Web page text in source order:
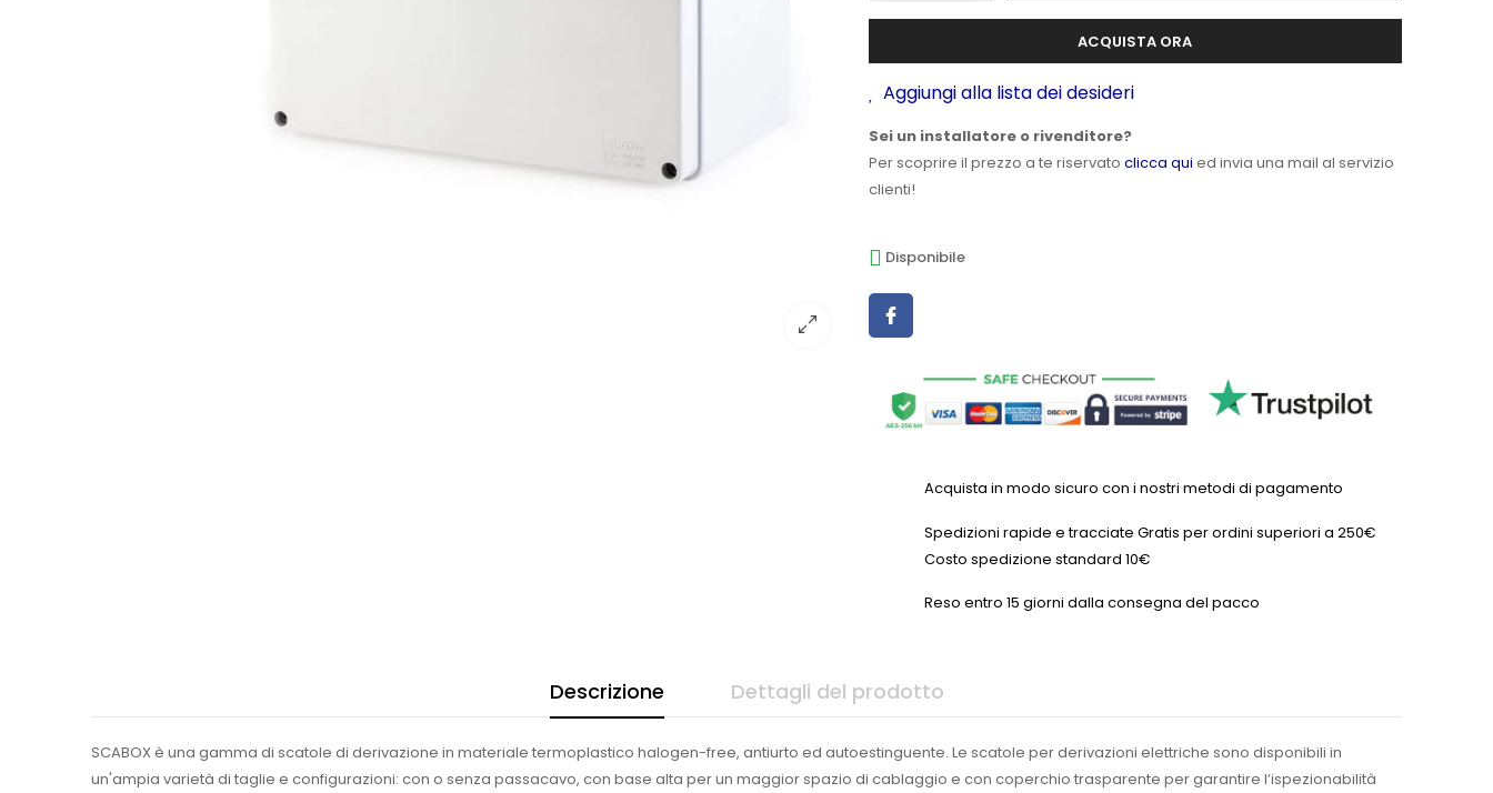
ACQUISTA ORA
Aggiungi alla lista dei desideri
Sei un installatore o rivenditore?
Per scoprire il prezzo a te riservato clicca qui ed invia una mail al servizio
clienti!
Disponibile
Acquista in modo sicuro con i nostri metodi di pagamento
Spedizioni rapide e tracciate Gratis per ordini superiori a 250€
Costo spedizione standard 10€
Reso entro 15 giorni dalla consegna del pacco
Descrizione Dettagli del prodotto
SCABOX è una gamma di scatole di derivazione in materiale termoplastico halogen-free, antiurto ed autoestinguente. Le scatole per derivazioni elettriche sono disponibili in
un'ampia varietà di taglie e configurazioni: con o senza passacavo, con base alta per un maggior spazio di cablaggio e con coperchio trasparente per garantire l’ispezionabilità